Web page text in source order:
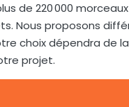
de 220 000
Nous proposons
choix dépendra de
projet.